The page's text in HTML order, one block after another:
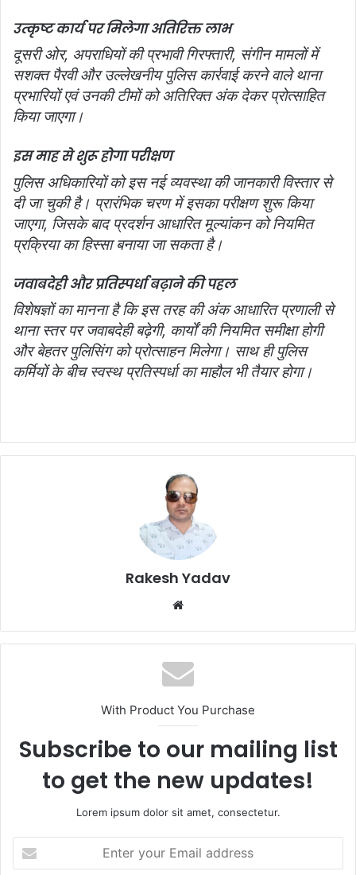
उत्कृष्ट कार्य पर मिलेगा अतिरिक्त लाभ
दूसरी ओर, अपराधियों की प्रभावी गिरफ्तारी, संगीन मामलों में
सशक्त पैरवी और उल्लेखनीय पुलिस कार्रवाई करने वाले थाना
प्रभारियों एवं उनकी टीमों को अतिरिक्त अंक देकर प्रोत्साहित
किया जाएगा।
इस माह से शुरू होगा परीक्षण
पुलिस अधिकारियों को इस नई व्यवस्था की जानकारी विस्तार से
दी जा चुकी है। प्रारंभिक चरण में इसका परीक्षण शुरू किया
जाएगा, जिसके बाद प्रदर्शन आधारित मूल्यांकन को नियमित
प्रक्रिया का हिस्सा बनाया जा सकता है।
जवाबदेही और प्रतिस्पर्धा बढ़ाने की पहल
विशेषज्ञों का मानना है कि इस तरह की अंक आधारित प्रणाली से
थाना स्तर पर जवाबदेही बढ़ेगी, कार्यों की नियमित समीक्षा होगी
और बेहतर पुलिसिंग को प्रोत्साहन मिलेगा। साथ ही पुलिस
कर्मियों के बीच स्वस्थ प्रतिस्पर्धा का माहौल भी तैयार होगा।
Rakesh Yadav
b
s
i
e
With Product You Purchase
Subscribe to our mailing list
to get the new updates!
Lorem ipsum dolor sit amet, consectetur.